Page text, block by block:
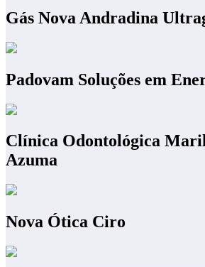
Gás Nova Andradina
Padovam Soluções em
Clínica Odontológica
Azuma
Nova Ótica Ciro